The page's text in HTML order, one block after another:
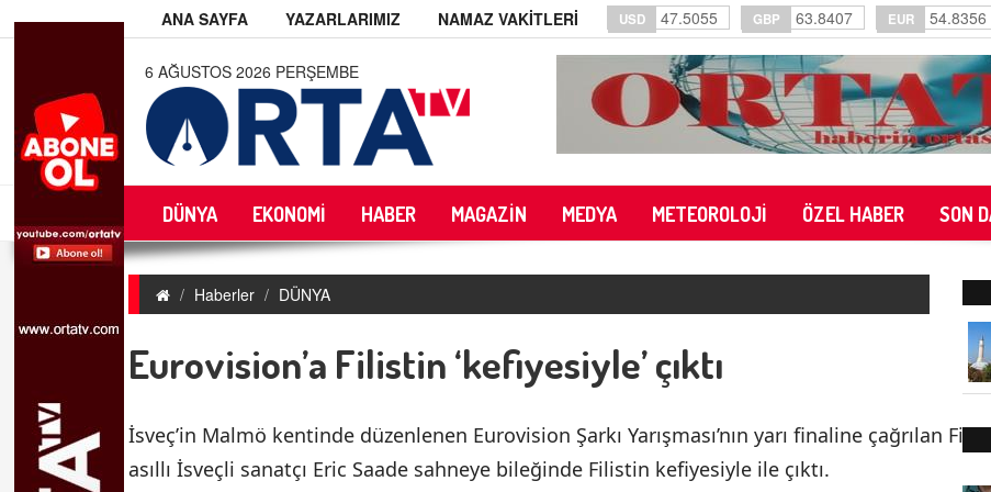
ANA SAYFA YAZARLARIMIZ NAMAZ VAKİTLERİ USD 47.5055 GBP 63.8407 EUR 54.8356
6 AĞUSTOS 2026 PERŞEMBE
DÜNYA EKONOMİ HABER MAGAZİN MEDYA METEOROLOJİ ÖZEL HABER SON
Haberler DÜNYA
Eurovision’a Filistin ‘kefiyesiyle’ çıktı
İsveç’in Malmö kentinde düzenlenen Eurovision Şarkı Yarışması’nın yarı finaline çağrılan
asıllı İsveçli sanatçı Eric Saade sahneye bileğinde Filistin kefiyesiyle ile çıktı.